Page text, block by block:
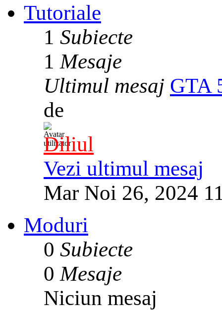
Tutoriale
1 Subiecte
1 Mesaje
Ultimul mesaj GTA
de
Diliul
Vezi ultimul mesaj
Mar Noi 26, 2024
Moduri
0 Subiecte
0 Mesaje
Niciun mesaj